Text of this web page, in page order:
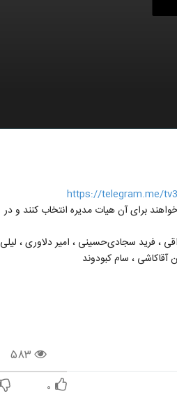
https://telegram.me/
برای آن هیات مدیره انتخاب کنند و در
، فرید سجادی‌حسینی ، امیر دلاوری ، لیلی
آقاکاشی ، سام کبودوند
۵۸۳
۰